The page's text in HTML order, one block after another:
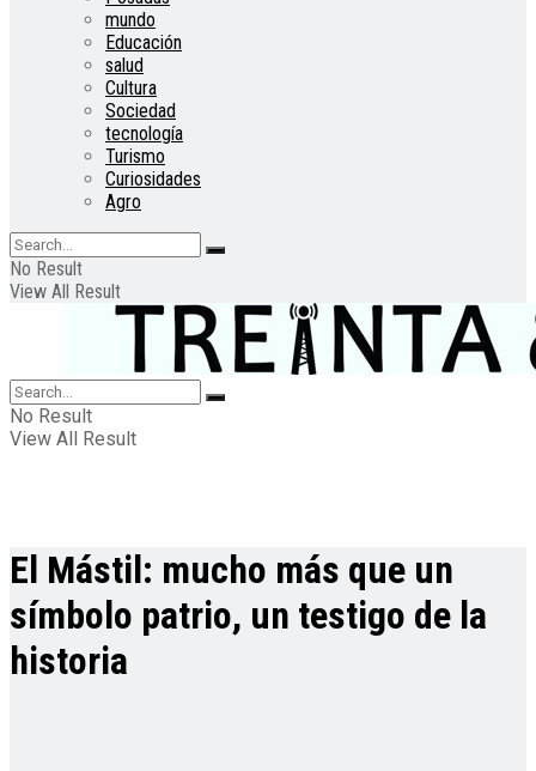
mundo
Educación
salud
Cultura
Sociedad
tecnología
Turismo
Curiosidades
Agro
No Result
View All Result
No Result
View All Result
El Mástil: mucho más que un
símbolo patrio, un testigo de la
historia